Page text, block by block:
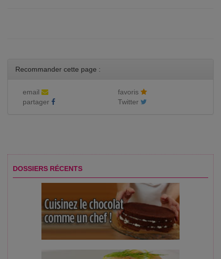
Recommander cette page :
email
favoris
partager
Twitter
DOSSIERS RÉCENTS